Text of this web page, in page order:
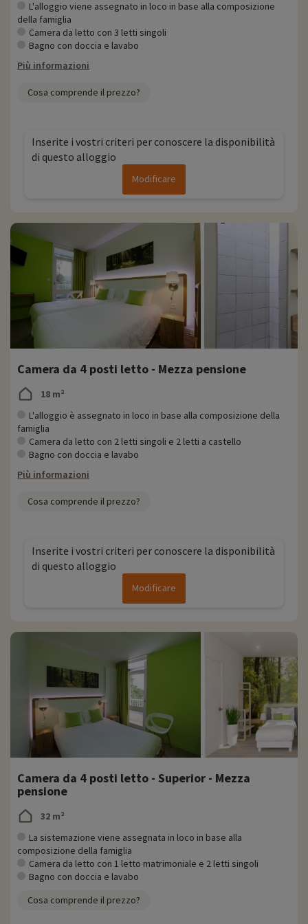
L'alloggio viene assegnato in loco in base alla composizione
della famiglia
Camera da letto con 3 letti singoli
Bagno con doccia e lavabo
Più informazioni
Cosa comprende il prezzo?
Inserite i vostri criteri per conoscere la disponibilità
di questo alloggio
Modificare
Camera da 4 posti letto - Mezza pensione
18 m²
L'alloggio è assegnato in loco in base alla composizione della
famiglia
Camera da letto con 2 letti singoli e 2 letti a castello
Bagno con doccia e lavabo
Più informazioni
Cosa comprende il prezzo?
Inserite i vostri criteri per conoscere la disponibilità
di questo alloggio
Modificare
Camera da 4 posti letto - Superior - Mezza
pensione
32 m²
La sistemazione viene assegnata in loco in base alla
composizione della famiglia
Camera da letto con 1 letto matrimoniale e 2 letti singoli
Bagno con doccia e lavabo
Cosa comprende il prezzo?